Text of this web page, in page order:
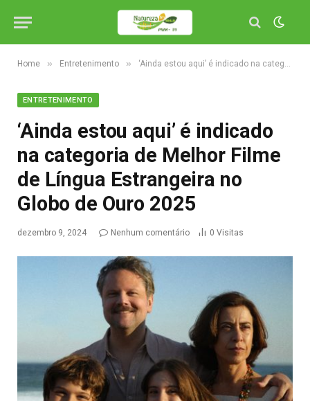
Home » Entretenimento » ‘Ainda estou aqui’ é indicado na categoria de Melhor Filme de Língua Estrangeira no Globo de Ouro 2025
ENTRETENIMENTO
‘Ainda estou aqui’ é indicado
na categoria de Melhor Filme
de Língua Estrangeira no
Globo de Ouro 2025
dezembro 9, 2024 Nenhum comentário 0 Visitas